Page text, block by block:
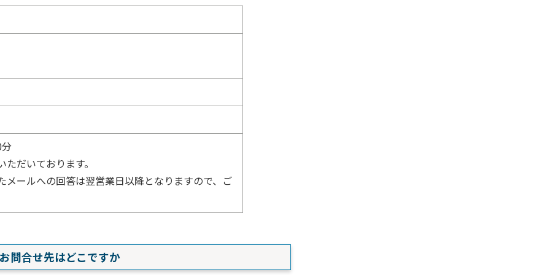
だいております。
ールへの回答は翌営業日以降となりますので、ご
問合せ先はどこですか